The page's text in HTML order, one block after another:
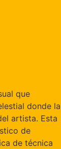
que
donde la
artista. Esta
de
de técnica